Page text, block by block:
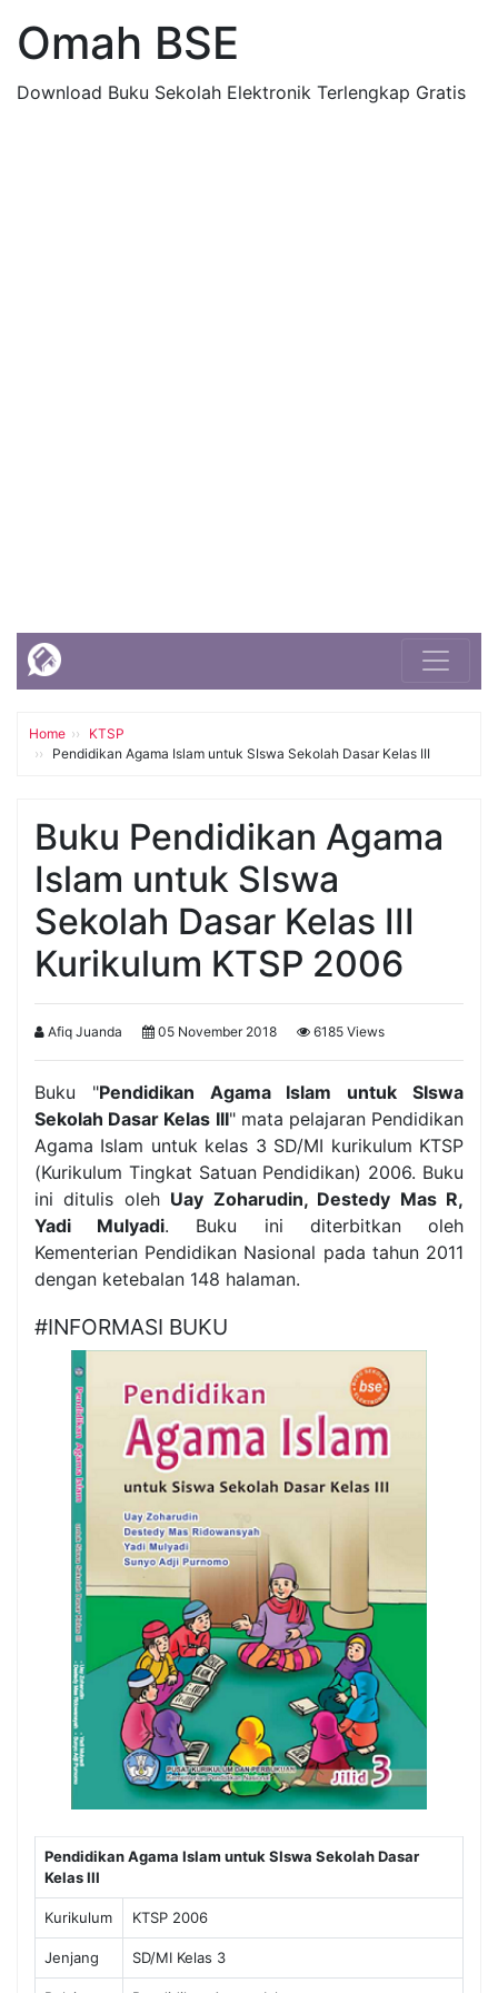
Omah BSE
Download Buku Sekolah Elektronik Terlengkap Gratis
Home
KTSP
Pendidikan Agama Islam untuk SIswa Sekolah Dasar Kelas III
Buku Pendidikan Agama
Islam untuk SIswa
Sekolah Dasar Kelas III
Kurikulum KTSP 2006
Afiq Juanda 05 November 2018 6185 Views
Buku "Pendidikan Agama Islam untuk SIswa
Sekolah Dasar Kelas III" mata pelajaran Pendidikan
Agama Islam untuk kelas 3 SD/MI kurikulum KTSP
(Kurikulum Tingkat Satuan Pendidikan) 2006. Buku
ini ditulis oleh Uay Zoharudin, Destedy Mas R,
Yadi Mulyadi. Buku ini diterbitkan oleh
Kementerian Pendidikan Nasional pada tahun 2011
dengan ketebalan 148 halaman.
#INFORMASI BUKU
Pendidikan Agama Islam untuk SIswa Sekolah Dasar
Kelas III
Kurikulum KTSP 2006
Jenjang SD/MI Kelas 3